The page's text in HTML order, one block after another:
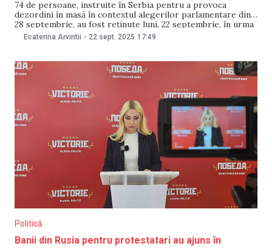
74 de persoane, instruite în Serbia pentru a provoca
dezordini în masă în contextul alegerilor parlamentare din
28 septembrie, au fost reținute luni, 22 septembrie, în urma
a 250 de percheziții desfășurate de oamenii legii în nordul,
centrul și sudul țării. Oamenii legii susțin că în spatele
Ecaterina Arvintii - 22 sept. 2025 17:49
Politică
Banii din Rusia pentru protestatari au ajuns în